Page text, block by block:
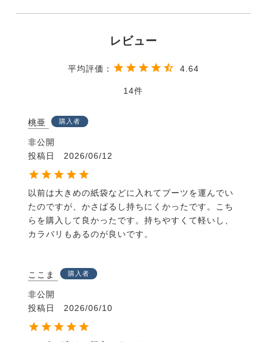
4.64
14
桃亜 購入者
非公開
投稿日
2026/06/12
以前は大きめの紙袋などに入れてブーツを運んでい
たのですが、かさばるし持ちにくかったです。こち
らを購入して良かったです。持ちやすくて軽いし、
カラバリもあるのが良いです。
ここま 購入者
非公開
投稿日
2026/06/10